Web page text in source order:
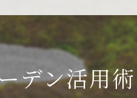
デン活用術